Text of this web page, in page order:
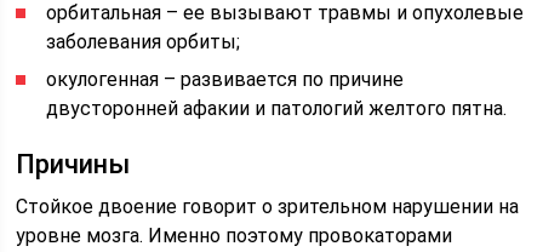
орбитальная – ее вызывают травмы и опухолевые
заболевания орбиты;
окулогенная – развивается по причине
двусторонней афакии и патологий желтого пятна.
Причины
Стойкое двоение говорит о зрительном нарушении на
уровне мозга. Именно поэтому провокаторами